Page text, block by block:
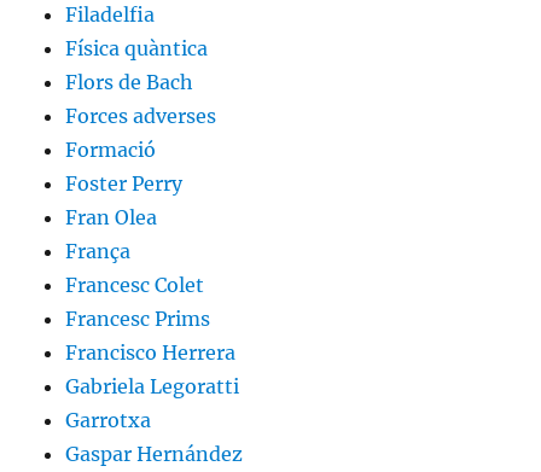
Filadelfia
Física quàntica
Flors de Bach
Forces adverses
Formació
Foster Perry
Fran Olea
França
Francesc Colet
Francesc Prims
Francisco Herrera
Gabriela Legoratti
Garrotxa
Gaspar Hernández